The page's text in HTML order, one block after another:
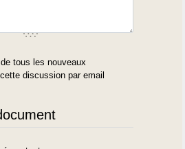
tous les nouveaux
discussion par email